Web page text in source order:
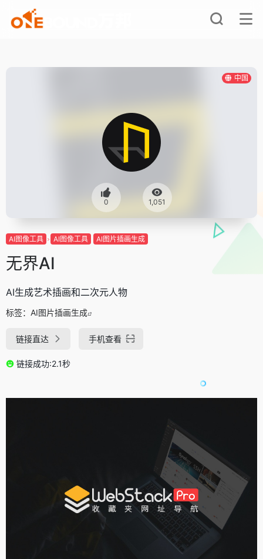
中国
0 1,051
AI图像工具 AI图像工具 AI图片插画生成
无界AI
AI生成艺术插画和二次元人物
标签： AI图片插画生成
链接直达 手机查看
链接成功:2.1秒